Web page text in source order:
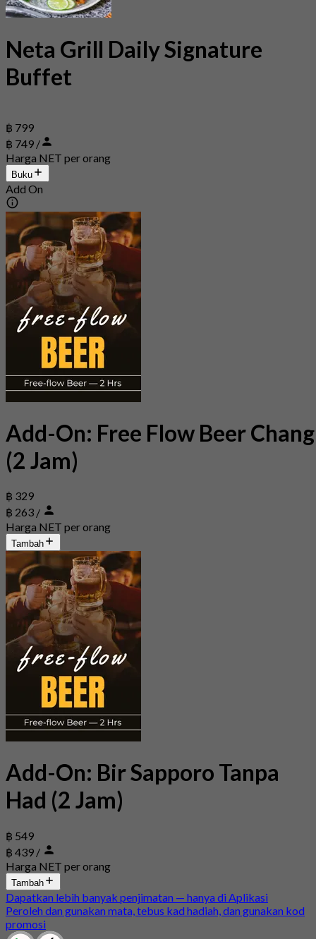
Neta Grill Daily Signature
Buffet
฿ 799
฿ 749 /
Harga NET per orang
Buku
Add On
Add-On: Free Flow Beer Chang
(2 Jam)
฿ 329
฿ 263 /
Harga NET per orang
Tambah
Add-On: Bir Sapporo Tanpa
Had (2 Jam)
฿ 549
฿ 439 /
Harga NET per orang
Tambah
Dapatkan lebih banyak penjimatan — hanya di Aplikasi
Peroleh dan gunakan mata, tebus kad hadiah, dan gunakan kod
promosi